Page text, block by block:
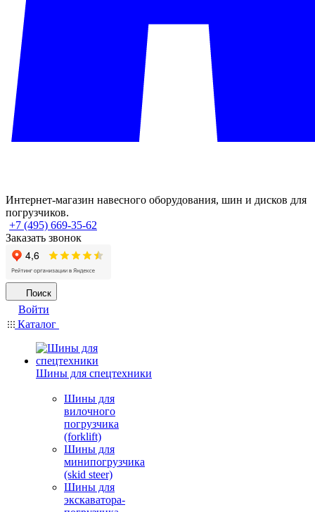
Интернет-магазин навесного оборудования, шин и дисков для
погрузчиков.
+7 (495) 669-35-62
Заказать звонок
Поиск
Войти
Каталог
Шины для спецтехники
Шины для
вилочного
погрузчика
(forklift)
Шины для
минипогрузчика
(skid steer)
Шины для
экскаватора-